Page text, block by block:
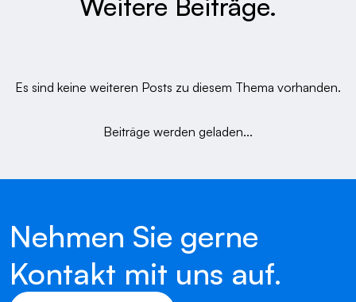
Weitere Beiträge.
Es sind keine weiteren Posts zu diesem Thema vorhanden.
Beiträge werden geladen...
Nehmen Sie gerne
Kontakt mit uns auf.